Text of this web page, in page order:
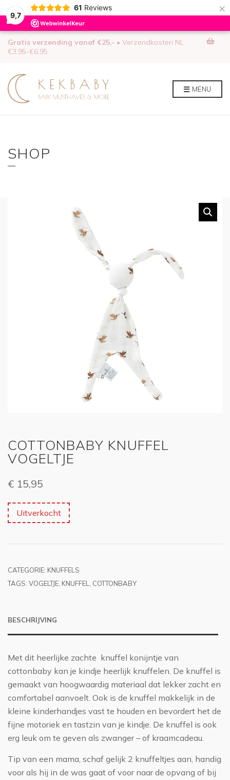
9,7
61 Reviews ×
Gratis verzending vanaf €25,- • Verzendkosten NL
€3,95-€6,95
MENU
SHOP
COTTONBABY KNUFFEL
VOGELTJE
€ 15,95
Uitverkocht
CATEGORIE: KNUFFELS
TAGS: VOGELTJE, KNUFFEL, COTTONBABY
BESCHRIJVING
Met dit heerlijke zachte knuffel konijntje van
cottonbaby kan je kindje heerlijk knuffelen. De knuffel is
gemaakt van hoogwaardig materiaal dat lekker zacht en
comfortabel aanvoelt. Ook is de knuffel makkelijk in de
kleine kinderhandjes vast te houden en bevordert het de
fijne motoriek en tastzin van je kindje. De knuffel is ook
erg leuk om te geven als zwanger – of kraamcadeau.
Tip van een mama, schaf gelijk 2 knuffeltjes aan, handig
voor als hij in de was gaat of voor naar de opvang of bij